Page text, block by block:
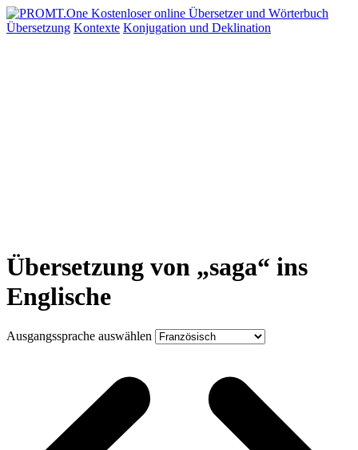
Übersetzung Kontexte Konjugation und Deklination
Übersetzung von „saga“ ins
Englische
Ausgangssprache auswählen